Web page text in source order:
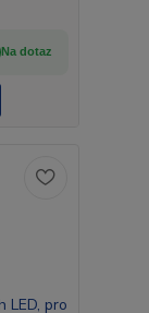
Na dotaz